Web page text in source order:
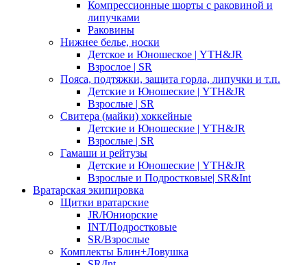
Компрессионные шорты с раковиной и
липучками
Раковины
Нижнее белье, носки
Детское и Юношеское | YTH&JR
Взрослое | SR
Пояса, подтяжки, защита горла, липучки и т.п.
Детские и Юношеские | YTH&JR
Взрослые | SR
Свитера (майки) хоккейные
Детские и Юношеские | YTH&JR
Взрослые | SR
Гамаши и рейтузы
Детские и Юношеские | YTH&JR
Взрослые и Подростковые| SR&Int
Вратарская экипировка
Щитки вратарские
JR/Юниорские
INT/Подростковые
SR/Взрослые
Комплекты Блин+Ловушка